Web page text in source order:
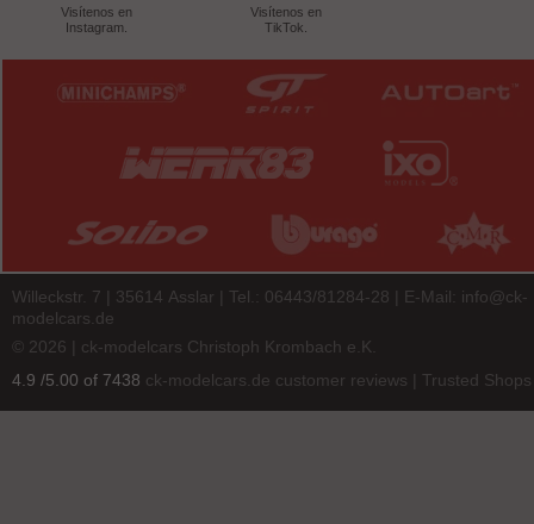
Visítenos en
Instagram.
Visítenos en
TikTok.
Willeckstr. 7 | 35614 Asslar | Tel.: 06443/81284-28 | E-Mail: info@ck-
modelcars.de
© 2026 | ck-modelcars Christoph Krombach e.K.
4.9 /5.00 of 7438 ck-modelcars.de customer reviews | Trusted Shops